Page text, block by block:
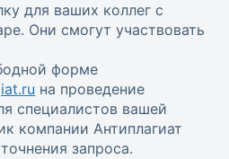
для ваших коллег с
Они смогут участвовать
форме
на проведение
специалистов вашей
компании Антиплагиат
запроса.